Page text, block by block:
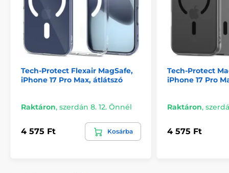
Tech-Protect Flexair MagSafe,
iPhone 17 Pro Max, átlátszó
Raktáron, szerdán 8. 12. Önnél
4 575 Ft Kosárba
Tech-Protect
iPhone 17 Pro
Raktáron,
4 575 Ft